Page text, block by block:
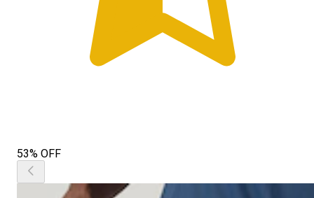
53% OFF